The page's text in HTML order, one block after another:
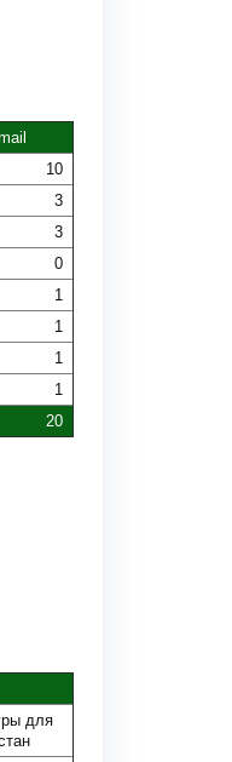
10
3
3
0
1
1
1
1
20
для